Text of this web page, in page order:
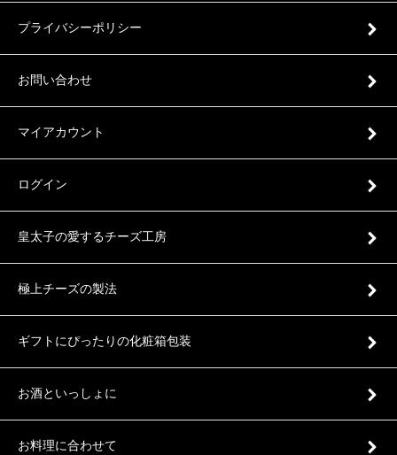
プライバシーポリシー
お問い合わせ
マイアカウント
ログイン
皇太子の愛するチーズ工房
極上チーズの製法
ギフトにぴったりの化粧箱包装
お酒といっしょに
お料理に合わせて